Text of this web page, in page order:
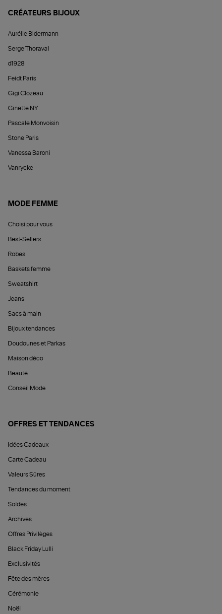
CRÉATEURS BIJOUX
Aurélie Bidermann
Serge Thoraval
d1928
Feidt Paris
Gigi Clozeau
Ginette NY
Pascale Monvoisin
Stone Paris
Vanessa Baroni
Vanrycke
MODE FEMME
Choisi pour vous
Best-Sellers
Robes
Baskets femme
Sweatshirt
Jeans
Sacs à main
Bijoux tendances
Doudounes et Parkas
Maison déco
Beauté
Conseil Mode
OFFRES ET TENDANCES
Idées Cadeaux
Carte Cadeau
Valeurs Sûres
Tendances du moment
Soldes
Archives
Offres Privilèges
Black Friday Lulli
Exclusivités
Fête des mères
Cérémonie
Noël